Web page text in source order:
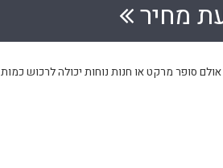
מחיר
סופר מרקט או חנות נוחות יכולה לרכוש כמות